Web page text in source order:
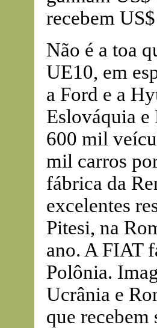
recebem
Não é a toa
UE10, em
a Ford e a
Eslováquia e
600 mil
mil carros
fábrica da
excelentes
Pitesi, na
ano. A FIAT
Polônia.
Ucrânia e
que